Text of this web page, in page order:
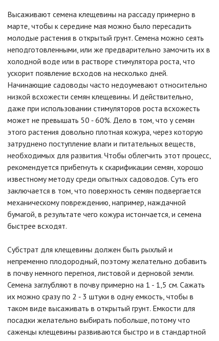
Высаживают семена клещевины на рассаду примерно в
марте, чтобы к середине мая можно было пересадить
молодые растения в открытый грунт. Семена можно сеять
неподготовленными, или же предварительно замочить их в
холодной воде или в растворе стимулятора роста, что
ускорит появление всходов на несколько дней.
Начинающие садоводы часто недоумевают относительно
низкой всхожести семян клещевины. И действительно,
даже при использовании стимуляторов роста всхожесть
может не превышать 50 - 60%. Дело в том, что у семян
этого растения довольно плотная кожура, через которую
затруднено поступление влаги и питательных веществ,
необходимых для развития. Чтобы облегчить этот процесс,
рекомендуется прибегнуть к скарификации семян, хорошо
известному методу среди опытных садоводов. Суть его
заключается в том, что поверхность семян подвергается
механическому повреждению, например, наждачной
бумагой, в результате чего кожура истончается, и семена
быстрее всходят.
Субстрат для клещевины должен быть рыхлый и
непременно плодородный, поэтому желательно добавить
в почву немного перегноя, листовой и дерновой земли.
Семена заглубляют в почву примерно на 1 - 1,5 см. Сажать
их можно сразу по 2 - 3 штуки в одну емкость, чтобы в
таком виде высаживать в открытый грунт. Емкости для
посадки желательно выбирать побольше, потому что
саженцы клещевины развиваются быстро и в стандартной